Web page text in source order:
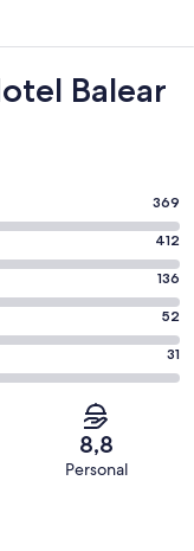
Balear
369
412
136
52
31
8,8
Personal